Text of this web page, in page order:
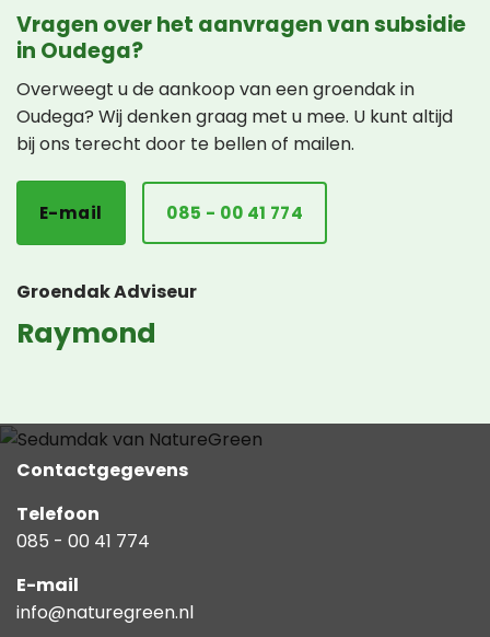
Vragen over het aanvragen van subsidie
in Oudega?
Overweegt u de aankoop van een groendak in
Oudega? Wij denken graag met u mee. U kunt altijd
bij ons terecht door te bellen of mailen.
E-mail 085 - 00 41 774
Groendak Adviseur
Raymond
Contactgegevens
Telefoon
085 - 00 41 774
E-mail
info@naturegreen.nl